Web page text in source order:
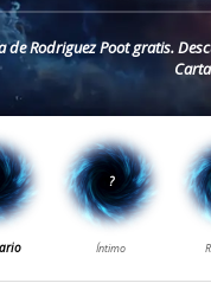
de Rodriguez Poot gratis.